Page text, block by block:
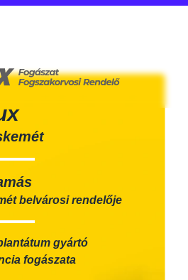
belvárosi rendelője
gyártó
fogászata